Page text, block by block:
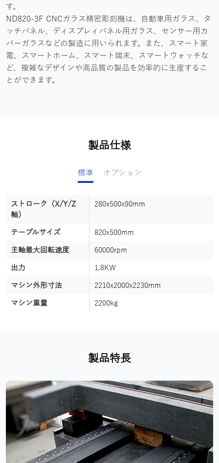
す。
ND820-3F CNCガラス精密彫刻機は、自動車用ガラス、タ
ッチパネル、ディスプレィパネル用ガラス、センサー用カ
バーガラスなどの製造に用いられます。また、スマート家
電、スマートホーム、スマート端末、スマートウォッチな
ど、複雑なデザインや高品質の製品を効率的に生産するこ
とができます。
製品仕様
標準 オプション
ストローク（X/Y/Z
軸）
280x500x90mm
テーブルサイズ 820x500mm
主軸最大回転速度 60000rpm
出力 1.8KW
マシン外形寸法 2210x2000x2230mm
マシン重量 2200kg
ソフトウェア ArtCam AlphaCAM
製品特長